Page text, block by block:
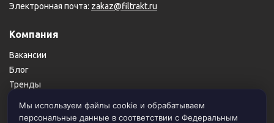
Электронная почта: zakaz@filtrakt.ru
Компания
Вакансии
Блог
Тренды
Карта сайта
Мы используем файлы cookie и обрабатываем
персональные данные в соответствии с Федеральным